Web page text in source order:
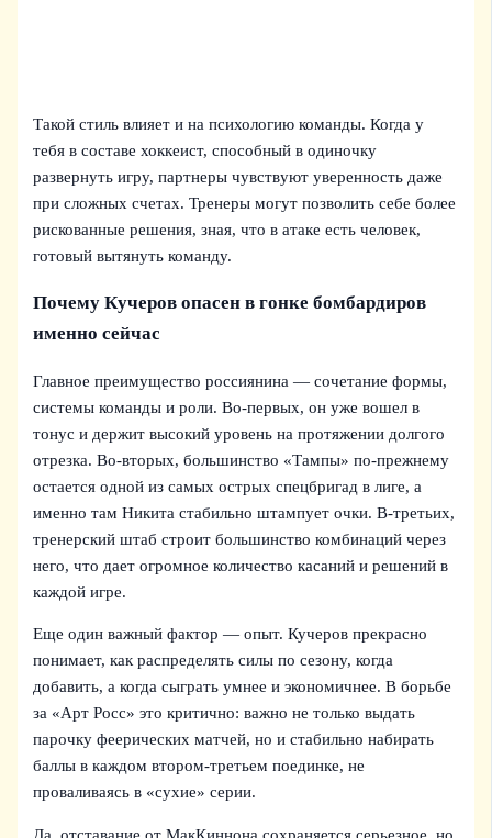
Такой стиль влияет и на психологию команды. Когда у
тебя в составе хоккеист, способный в одиночку
развернуть игру, партнеры чувствуют уверенность даже
при сложных счетах. Тренеры могут позволить себе более
рискованные решения, зная, что в атаке есть человек,
готовый вытянуть команду.
Почему Кучеров опасен в гонке бомбардиров
именно сейчас
Главное преимущество россиянина — сочетание формы,
системы команды и роли. Во‑первых, он уже вошел в
тонус и держит высокий уровень на протяжении долгого
отрезка. Во‑вторых, большинство «Тампы» по-прежнему
остается одной из самых острых спецбригад в лиге, а
именно там Никита стабильно штампует очки. В-третьих,
тренерский штаб строит большинство комбинаций через
него, что дает огромное количество касаний и решений в
каждой игре.
Еще один важный фактор — опыт. Кучеров прекрасно
понимает, как распределять силы по сезону, когда
добавить, а когда сыграть умнее и экономичнее. В борьбе
за «Арт Росс» это критично: важно не только выдать
парочку феерических матчей, но и стабильно набирать
баллы в каждом втором-третьем поединке, не
проваливаясь в «сухие» серии.